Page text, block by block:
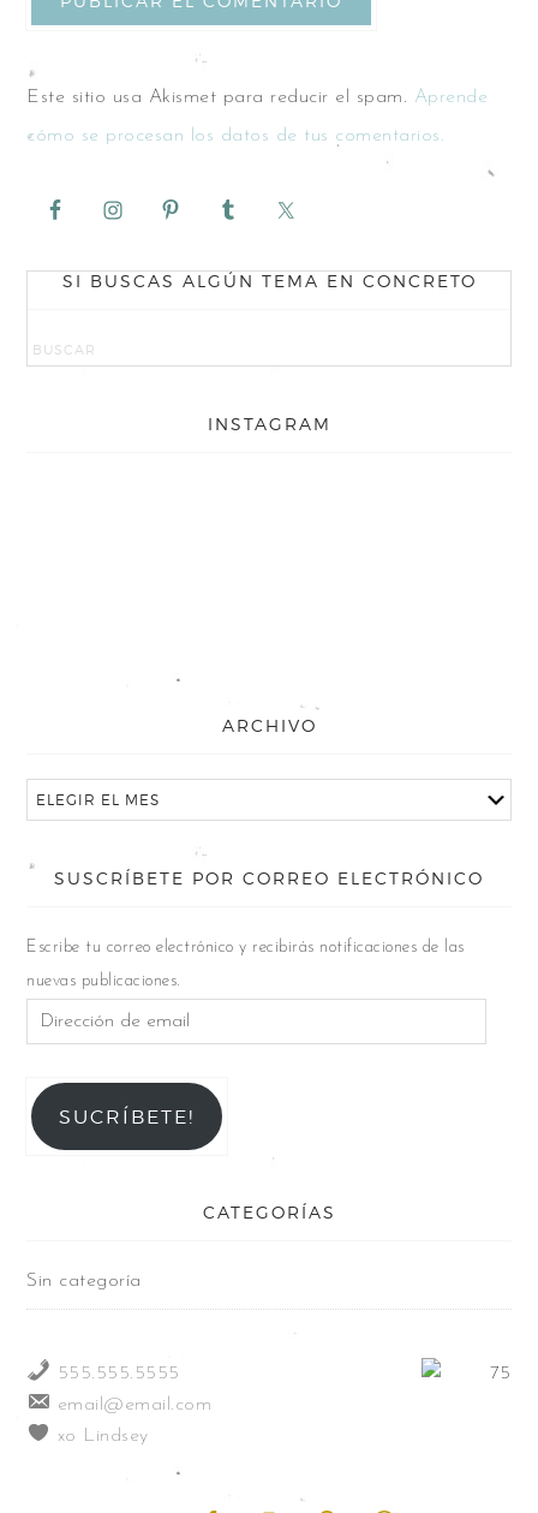
Este sitio usa Akismet para reducir el spam. Aprende
cómo se procesan los datos de tus comentarios.
SI BUSCAS ALGÚN TEMA EN CONCRETO
INSTAGRAM
ARCHIVO
SUSCRÍBETE POR CORREO ELECTRÓNICO
Escribe tu correo electrónico y recibirás notificaciones de las
nuevas publicaciones.
SUCRÍBETE!
CATEGORÍAS
Sin categoría
555.555.5555
email@email.com
xo Lindsey